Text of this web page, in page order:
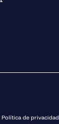
Política de privacidad